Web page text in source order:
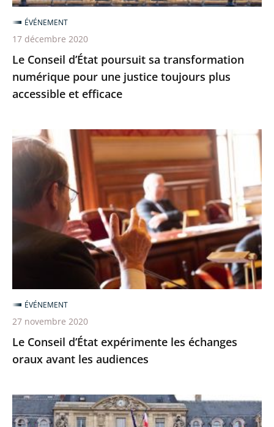
justice
toujours
plus
accessible
et
efficace
Le Conseil d’État poursuit sa transformation
numérique pour une justice toujours plus
accessible et efficace
ÉVÉNEMENT
17 décembre 2020
Le
Conseil
expérimente
échanges
avant
audiences
Le Conseil d’État expérimente les échanges
oraux avant les audiences
ÉVÉNEMENT
27 novembre 2020
Le
Conseil